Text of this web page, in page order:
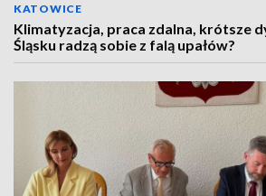
KATOWICE
Klimatyzacja, praca zdalna, krótsze
Śląsku radzą sobie z falą upałów?